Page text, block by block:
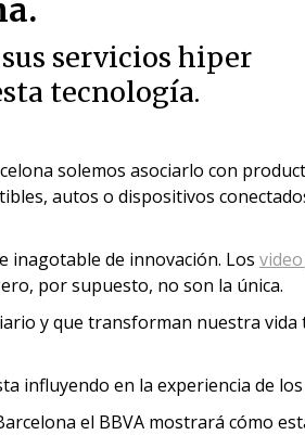
sus servicios hiper
tecnología.
solemos asociarlo con
autos o dispositivos
de innovación. Los
por supuesto, no son la única.
y que transforman nuestra vida
influyendo en la experiencia de
el BBVA mostrará cómo